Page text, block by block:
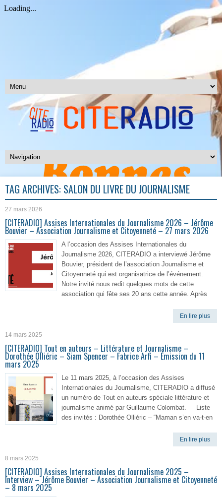
TAG ARCHIVES: SALON DU LIVRE DU JOURNALISME
27 mars 2026
[CITERADIO] Assises Internationales du Journalisme 2026 – Jérôme
Bouvier – Association Journalisme et Citoyenneté – 27 mars 2026
A l’occasion des Assises Internationales du
Journalisme 2026, CITERADIO a interviewé Jérôme
Bouvier, président de l’association Journalisme et
Citoyenneté qui est organisatrice de l’événement.
Notre invité nous redit quelques mots de cette
association qui fête ses 20 ans cette année. Après
En lire plus
14 mars 2025
[CITERADIO] Tout en auteurs – Littérature et Journalisme –
Dorothée Olliéric – Siam Spencer – Fabrice Arfi – Émission du 11
mars 2025
Le 11 mars 2025, à l’occasion des Assises
Internationales du Journalisme, CITERADIO a diffusé
un numéro de Tout en auteurs spéciale littérature et
journalisme animé par Guillaume Colombat. Liste
des invités : Dorothée Olliéric – “Maman s’en va-t-en
En lire plus
8 mars 2025
[CITERADIO] Assises Internationales du Journalisme 2025 –
Interview – Jérôme Bouvier – Association Journalisme et Citoyenneté
– 8 mars 2025